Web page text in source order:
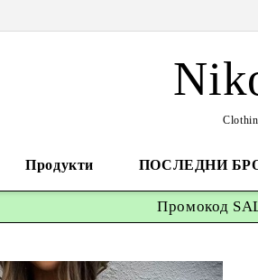
Продукти ПОСЛЕДНИ
Промокод